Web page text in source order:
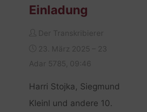
Einladung
Der Transkribierer
23. März 2025 – 23
Adar 5785, 09:46
Harri Stojka, Siegmund
Kleinl und andere 10.